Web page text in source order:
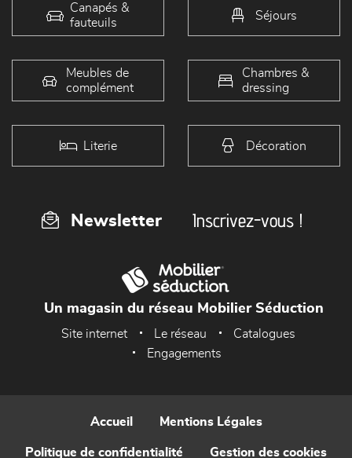
Canapés &
fauteuils
Séjours
Meubles de
complément
Chambres &
dressing
Literie Décoration
Newsletter Inscrivez-vous !
Un magasin du réseau Mobilier Séduction
Site internet Le réseau
Catalogues
Engagements
Accueil Mentions Légales
Politique de confidentialité Gestion des cookies